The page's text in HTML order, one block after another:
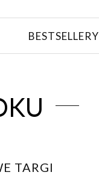
BESTSELLERY
TARGI